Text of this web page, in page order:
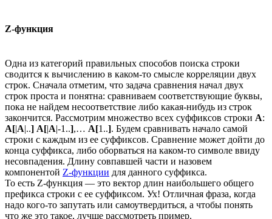
Z-функция
Одна из категорий правильных способов поиска строки
сводится к вычислению в каком-то смысле корреляции двух
строк. Сначала отметим, что задача сравнения начал двух
строк проста и понятна: сравниваем соответствующие буквы,
пока не найдем несоответствие либо какая-нибудь из строк
закончится. Рассмотрим множество всех суффиксов строки A:
A[|A|..] A[|A|-1..],… A[1..]. Будем сравнивать начало самой
строки с каждым из ее суффиксов. Сравнение может дойти до
конца суффикса, либо оборваться на каком-то символе ввиду
несовпадения. Длину совпавшей части и назовем
компонентой Z-функции для данного суффикса.
То есть Z-функция — это вектор длин наибольшего общего
префикса строки с ее суффиксом. Ух! Отличная фраза, когда
надо кого-то запутать или самоутвердиться, а чтобы понять
что же это такое, лучше рассмотреть пример.